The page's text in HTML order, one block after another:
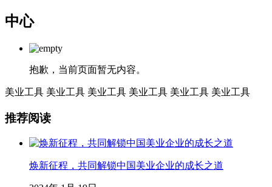
中心
抱歉，当前页面暂无内容。
美业工具 美业工具 美业工具 美业工具 美业工具 美业工具
推荐阅读
焕新征程，共同解锁中国美业企业的成长之道